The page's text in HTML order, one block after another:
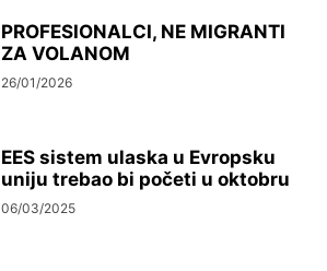
PROFESIONALCI, NE MIGRANTI
ZA VOLANOM
26/01/2026
EES sistem ulaska u Evropsku
uniju trebao bi početi u oktobru
06/03/2025